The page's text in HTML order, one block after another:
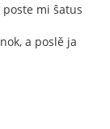
mi ŝatus
a poslě ja